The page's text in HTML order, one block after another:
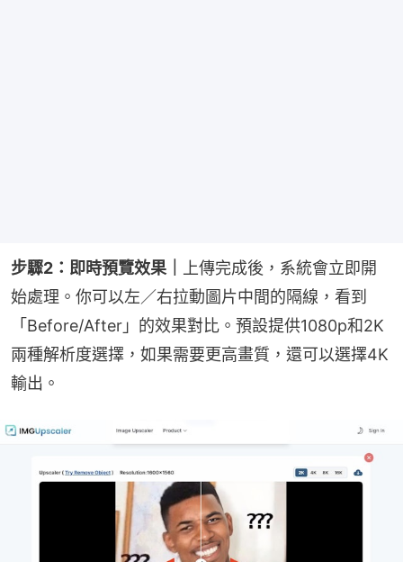
步驟2：即時預覽效果｜
上傳完成後，系統會立即開
始處理。你可以左／右拉動圖片中間的隔線，看到
「Before/After」的效果對比。預設提供1080p和2K
兩種解析度選擇，如果需要更高畫質，還可以選擇4K
輸出。